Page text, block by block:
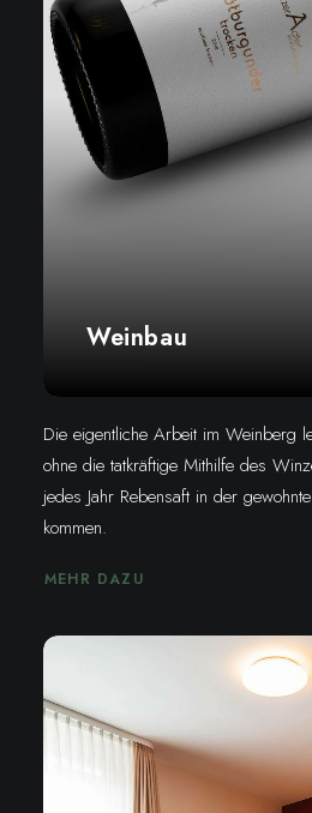
Weinbau
Die eigentliche Arbeit im Weinberg
ohne die tatkräftige Mithilfe des
jedes Jahr Rebensaft in der
kommen.
MEHR DAZU